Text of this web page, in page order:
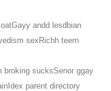
andd lesdbian
sexRichh teern
broking sucksSenor ggay
parent directory